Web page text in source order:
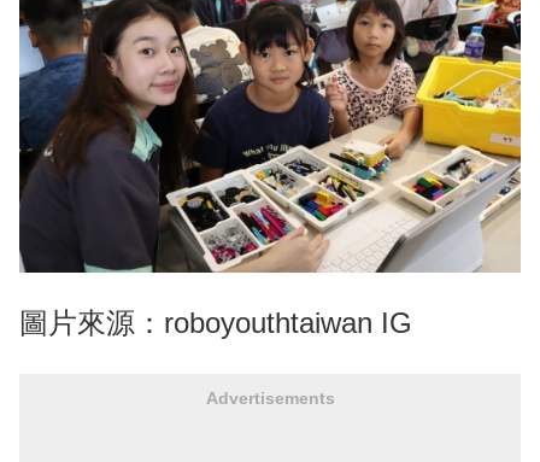
圖片來源：roboyouthtaiwan IG
Advertisements